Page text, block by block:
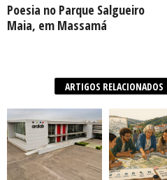
Poesia no Parque Salgueiro
Maia, em Massamá
ARTIGOS RELACIONADOS